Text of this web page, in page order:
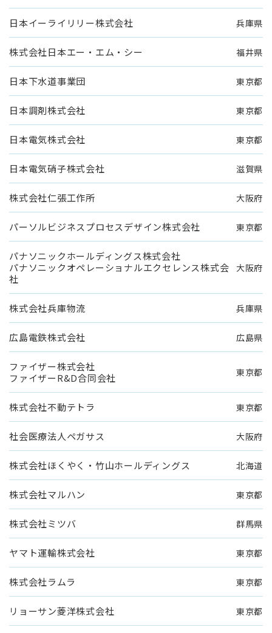
日本イーライリリー株式会社 兵庫県
株式会社日本エー・エム・シー 福井県
日本下水道事業団 東京都
日本調剤株式会社 東京都
日本電気株式会社 東京都
日本電気硝子株式会社 滋賀県
株式会社仁張工作所 大阪府
パーソルビジネスプロセスデザイン株式会社 東京都
パナソニックホールディングス株式会社
パナソニックオペレーショナルエクセレンス株式会
社
大阪府
株式会社兵庫物流 兵庫県
広島電鉄株式会社 広島県
ファイザー株式会社
ファイザーR&D合同会社
東京都
株式会社不動テトラ 東京都
社会医療法人ペガサス 大阪府
株式会社ほくやく・竹山ホールディングス 北海道
株式会社マルハン 東京都
株式会社ミツバ 群馬県
ヤマト運輸株式会社 東京都
株式会社ラムラ 東京都
リョーサン菱洋株式会社 東京都